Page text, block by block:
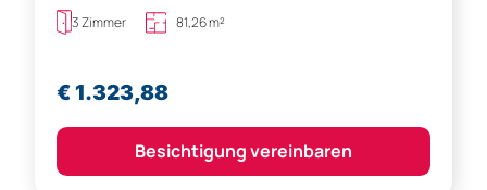
3 Zimmer 81,26 m²
€ 1.323,88
Besichtigung vereinbaren